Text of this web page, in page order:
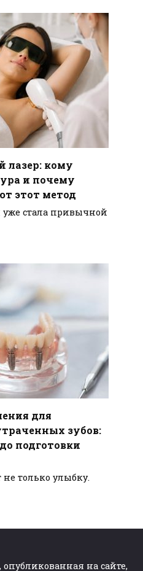
лазер: кому
и почему
этот метод
стала привычной
для
зубов:
подготовки
не только улыбку.
на сайте,